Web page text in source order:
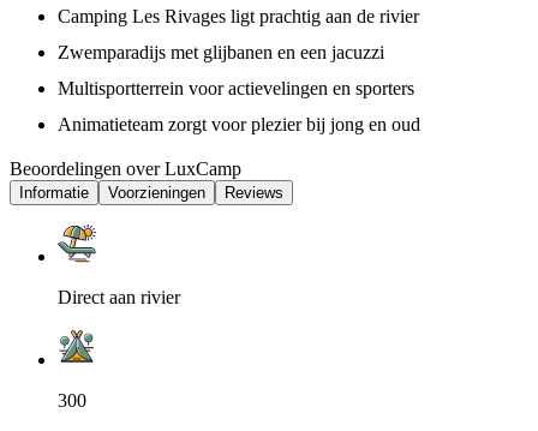
Camping Les Rivages ligt prachtig aan de rivier
Zwemparadijs met glijbanen en een jacuzzi
Multisportterrein voor actievelingen en sporters
Animatieteam zorgt voor plezier bij jong en oud
Beoordelingen over LuxCamp
Informatie Voorzieningen Reviews
Direct aan rivier
300